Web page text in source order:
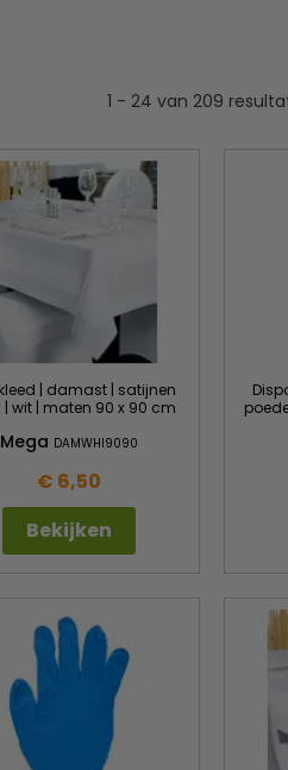
1 - 24 van 209
| damast | satijnen
wit | maten 90 x 90 cm
Mega DAMWHI9090
€ 6,50
Bekijken